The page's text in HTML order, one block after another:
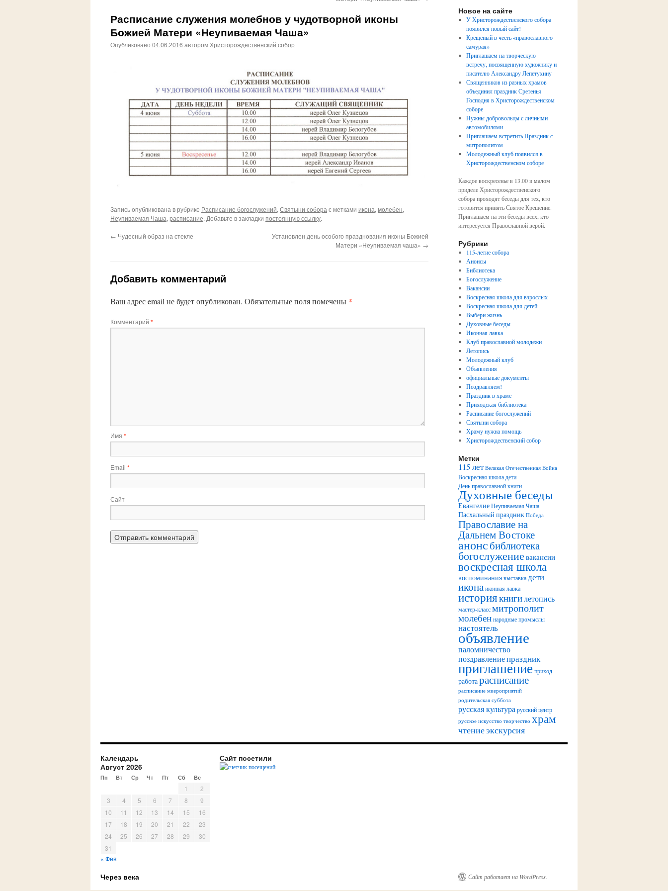
Расписание служения молебнов у чудотворной иконы
Божией Матери «Неупиваемая Чаша»
Опубликовано 04.06.2016 авторомХристорождественский собор
Запись опубликована в рубрике Расписание богослужений, Святыни собора с метками икона, молебен,
Неупиваемая Чаша, расписание. Добавьте в закладки постоянную ссылку.
← Чудесный образ на стекле
Установлен день особого празднования иконы Божией
Матери «Неупиваемая чаша» →
Добавить комментарий
Ваш адрес email не будет опубликован. Обязательные поля помечены *
Комментарий *
Имя *
Email *
Сайт
Новое на сайте
У Христорождественского собора
появился новый сайт!
Крещеный в честь «православного
самурая»
Приглашаем на творческую
встречу, посвященную художнику и
писателю Александру Лепетухину
Священников из разных храмов
объединил праздник Сретенья
Господня в Христорождественском
соборе
Нужны добровольцы с личными
автомобилями
Приглашаем встретить Праздник с
митрополитом
Молодежный клуб появился в
Христорождественском соборе
Каждое воскресенье в 13.00 в малом
приделе Христорождественского
собора проходят беседы для тех, кто
готовится принять Святое Крещение.
Приглашаем на эти беседы всех, кто
интересуется Православной верой.
Рубрики
115-летие собора
Анонсы
Библиотека
Богослужение
Вакансии
Воскресная школа для взрослых
Воскресная школа для детей
Выбери жизнь
Духовные беседы
Иконная лавка
Клуб православной молодежи
Летопись
Молодежный клуб
Объявления
официальные документы
Поздравляем!
Праздник в храме
Приходская библиотека
Расписание богослужений
Святыни собора
Храму нужна помощь
Христорождественский собор
Метки
115 лет Великая Отечественная Война
Воскресная школа дети
День православной книги
Духовные беседы
ЕвангелиеНеупиваемая Чаша
Пасхальный праздник Победа
Православие на
Дальнем Востоке
анонсбиблиотека
богослужение вакансии
воскресная школа
воспоминаниявыставкадети
иконаиконная лавка
историякнигилетопись
мастер-классмитрополит
молебеннародные промыслы
настоятель
объявление
паломничество
поздравлениепраздник
приглашение приход
работарасписание
расписание миероприятий
родительская суббота
русская культура русский центр
русское искусство творчество храм
чтениеэкскурсия
Календарь
Август 2026
Пн Вт Ср Чт Пт Сб Вс
1
2
3
4 5 6 7 8
9
10
11 12 13 14 15
16
17
18 19 20 21 22
23
24
25 26 27 28 29
30
31
« Фев
Сайт посетили
Через века Сайт работает на WordPress.